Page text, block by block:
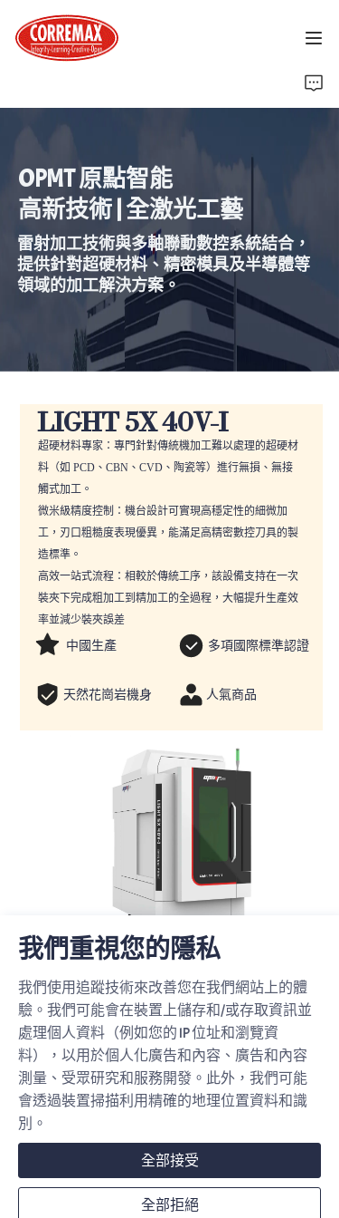
OPMT 原點智能
雷射加工技術與多軸聯動數控系統結合，
提供針對超硬材料、精密模具及半導體等
領域的加工解決方案。
進入PTG 官網
高新技術 | 全激光工藝
LIGHT 5X 40V-I
超硬材料專家：專門針對傳統機加工難以處理的超硬材
料（如 PCD、CBN、CVD、陶瓷等）進行無損、無接
觸式加工。
微米級精度控制：機台設計可實現高穩定性的細微加
工，刃口粗糙度表現優異，能滿足高精密數控刀具的製
造標準。
高效一站式流程：相較於傳統工序，該設備支持在一次
裝夾下完成粗加工到精加工的全過程，大幅提升生產效
率並減少裝夾誤差
中國生產 多項國際標準認證
天然花崗岩機身 人氣商品
網站地圖
首頁
關於我們
品牌介紹
使用者條款與免責聲明
我們重視您的隱私
我們使用追蹤技術來改善您在我們網站上的體
驗。我們可能會在裝置上儲存和/或存取資訊並
處理個人資料（例如您的 IP 位址和瀏覽資
料），以用於個人化廣告和內容、廣告和內容
測量、受眾研究和服務開發。此外，我們可能
會透過裝置掃描利用精確的地理位置資料和識
別。
全部接受
全部拒絕
最新消息
品牌介紹
解決方案
聯絡我們